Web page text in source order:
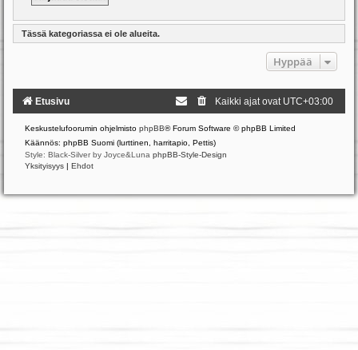
Tässä kategoriassa ei ole alueita.
Hyppää
Etusivu Kaikki ajat ovat UTC+03:00
Keskustelufoorumin ohjelmisto phpBB® Forum Software © phpBB Limited
Käännös: phpBB Suomi (lurttinen, harritapio, Pettis)
Style: Black-Silver by Joyce&Luna phpBB-Style-Design
Yksityisyys | Ehdot